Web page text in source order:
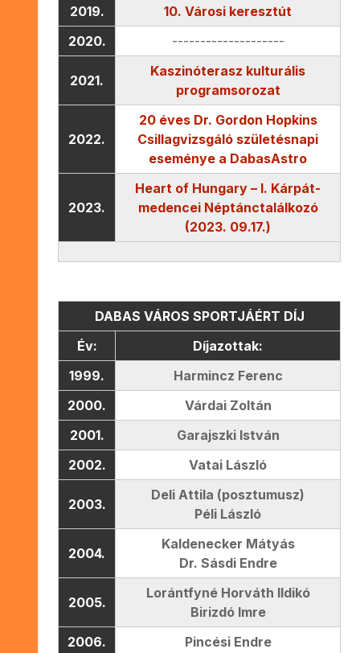
2019.
10. Városi keresztút
2020.
--------------------
2021.
Kaszinóterasz kulturális
programsorozat
2022.
20 éves Dr. Gordon Hopkins
Csillagvizsgáló születésnapi
eseménye a DabasAstro
2023.
Heart of Hungary – I. Kárpát-
medencei Néptánctalálkozó
(2023. 09.17.)
DABAS VÁROS SPORTJÁÉRT DÍJ
Év:
Díjazottak:
1999.
Harmincz Ferenc
2000.
Várdai Zoltán
2001.
Garajszki István
2002.
Vatai László
2003.
Deli Attila (posztumusz)
Péli László
2004.
Kaldenecker Mátyás
Dr. Sásdi Endre
2005.
Lorántfyné Horváth Ildikó
Birizdó Imre
2006.
Pincési Endre